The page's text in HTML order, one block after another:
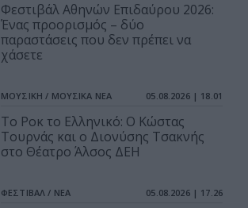
Φεστιβάλ Αθηνών Επιδαύρου 2026:
Ένας προορισμός – δύο
παραστάσεις που δεν πρέπει να
χάσετε
ΜΟΥΣΙΚΗ / ΜΟΥΣΙΚΑ ΝΕΑ 05.08.2026 | 18.01
Το Ροκ το Ελληνικό: Ο Κώστας
Τουρνάς και ο Διονύσης Τσακνής
στο Θέατρο Άλσος ΔΕΗ
ΦΕΣΤΙΒΑΛ / ΝΕΑ 05.08.2026 | 17.26